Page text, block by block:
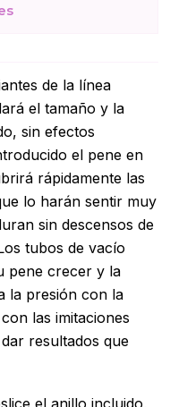
de la línea
el tamaño y la
sin efectos
el pene en
rápidamente las
lo harán sentir muy
sin descensos de
tubos de vacío
pene crecer y la
la presión con la
las imitaciones
resultados que
el anillo incluido,